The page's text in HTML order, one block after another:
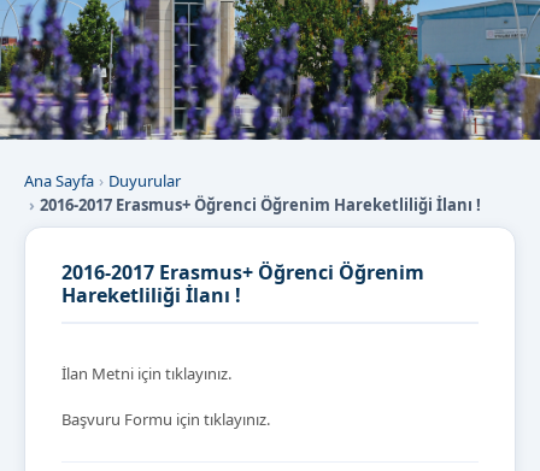
Ana Sayfa
Duyurular
2016-2017 Erasmus+ Öğrenci Öğrenim Hareketliliği İlanı !
2016-2017 Erasmus+ Öğrenci Öğrenim
Hareketliliği İlanı !
İlan Metni için tıklayınız.
Başvuru Formu için tıklayınız.